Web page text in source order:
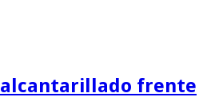
alcantarillado frente